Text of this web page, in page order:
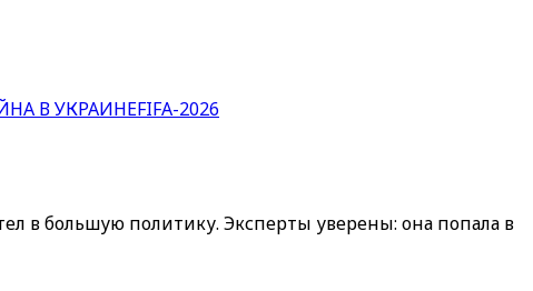
В УКРАИНЕFIFA-2026
в большую политику. Эксперты уверены: она попала в